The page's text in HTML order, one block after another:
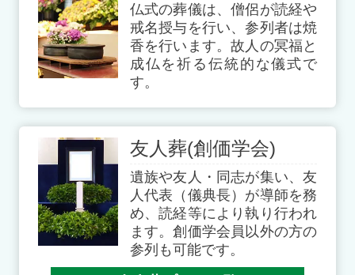
仏式の葬儀は、僧侶が読経や
戒名授与を行い、参列者は焼
香を行います。故人の冥福と
成仏を祈る伝統的な儀式で
す。
友人葬(創価学会)
遺族や友人・同志が集い、友
人代表（儀典長）が導師を務
め、読経等により執り行われ
ます。創価学会員以外の方の
参列も可能です。